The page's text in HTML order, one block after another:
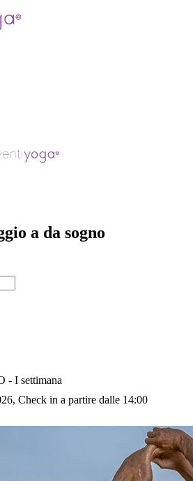
a da sogno
I settimana
, Check in a partire dalle 14:00